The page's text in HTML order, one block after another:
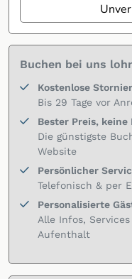
Buchen bei uns
Kostenlose
Bis 29 Tage vor
Bester Preis, keine
Die günstigste
Website
Persönlicher
Telefonisch & per
Personalisierte
Alle Infos,
Aufenthalt